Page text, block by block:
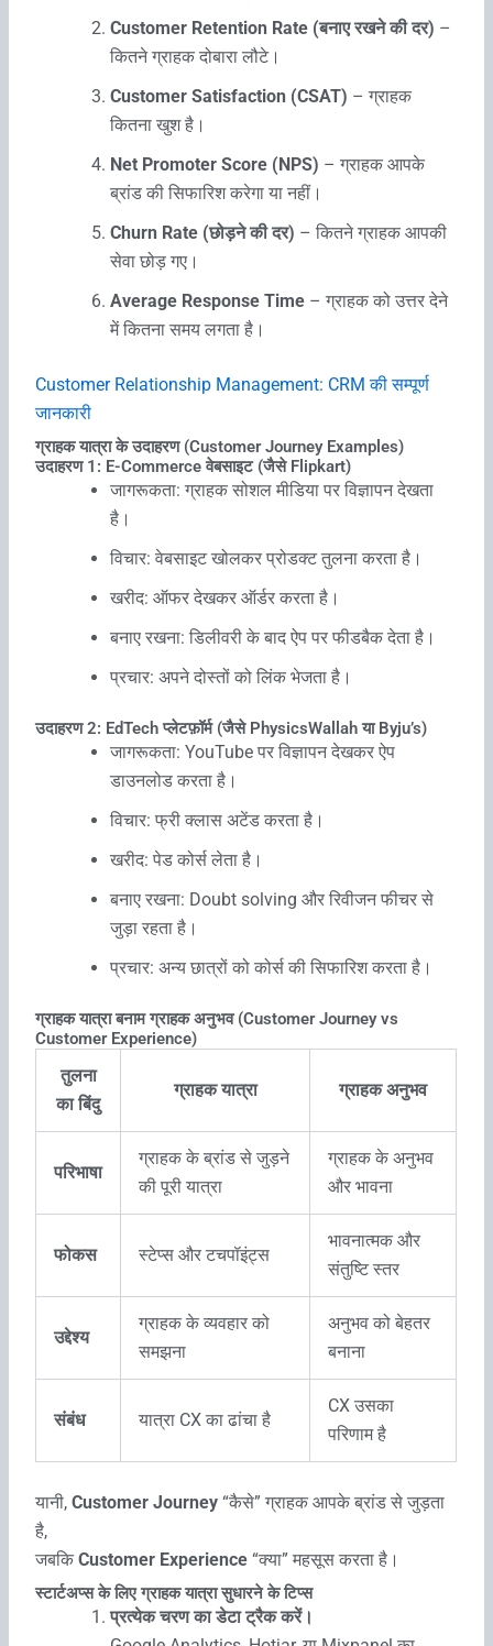
Customer Retention Rate (बनाए रखने की दर) –
कितने ग्राहक दोबारा लौटे।
Customer Satisfaction (CSAT) – ग्राहक
कितना खुश है।
Net Promoter Score (NPS) – ग्राहक आपके
ब्रांड की सिफारिश करेगा या नहीं।
Churn Rate (छोड़ने की दर) – कितने ग्राहक आपकी
सेवा छोड़ गए।
Average Response Time – ग्राहक को उत्तर देने
में कितना समय लगता है।
Customer Relationship Management: CRM की सम्‍पूर्ण
जानकारी
ग्राहक यात्रा के उदाहरण (Customer Journey Examples)
उदाहरण 1: E-Commerce वेबसाइट (जैसे Flipkart)
जागरूकता: ग्राहक सोशल मीडिया पर विज्ञापन देखता
है।
विचार: वेबसाइट खोलकर प्रोडक्ट तुलना करता है।
खरीद: ऑफर देखकर ऑर्डर करता है।
बनाए रखना: डिलीवरी के बाद ऐप पर फीडबैक देता है।
प्रचार: अपने दोस्तों को लिंक भेजता है।
उदाहरण 2: EdTech प्लेटफ़ॉर्म (जैसे PhysicsWallah या Byju’s)
जागरूकता: YouTube पर विज्ञापन देखकर ऐप
डाउनलोड करता है।
विचार: फ्री क्लास अटेंड करता है।
खरीद: पेड कोर्स लेता है।
बनाए रखना: Doubt solving और रिवीजन फीचर से
जुड़ा रहता है।
प्रचार: अन्य छात्रों को कोर्स की सिफारिश करता है।
ग्राहक यात्रा बनाम ग्राहक अनुभव (Customer Journey vs
Customer Experience)
तुलना
का बिंदु
ग्राहक यात्रा ग्राहक अनुभव
परिभाषा
ग्राहक के ब्रांड से जुड़ने
की पूरी यात्रा
ग्राहक के अनुभव
और भावना
फोकस स्टेप्स और टचपॉइंट्स
भावनात्मक और
संतुष्टि स्तर
उद्देश्य
ग्राहक के व्यवहार को
समझना
अनुभव को बेहतर
बनाना
संबंध यात्रा CX का ढांचा है
CX उसका
परिणाम है
यानी,Customer Journey “कैसे” ग्राहक आपके ब्रांड से जुड़ता
है,
जबकिCustomer Experience “क्या” महसूस करता है।
स्टार्टअप्स के लिए ग्राहक यात्रा सुधारने के टिप्स
प्रत्येक चरण का डेटा ट्रैक करें।